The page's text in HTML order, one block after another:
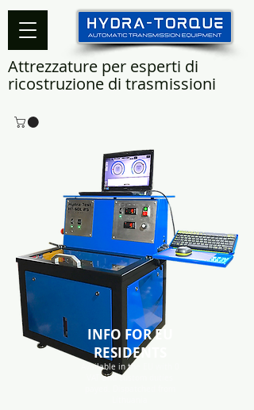
Attrezzature per esperti di
ricostruzione di trasmissioni
INFO FOR EU
RESIDENTS
Available in the EU with 0
VAT and custom duties